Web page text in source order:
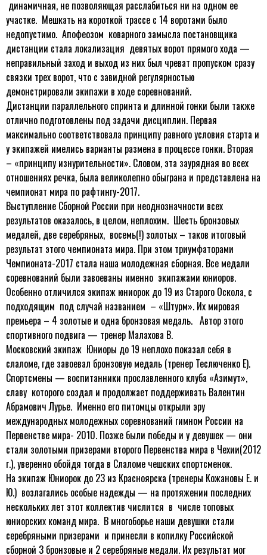
динамичная, не позволяющая расслабиться ни на одном ее
участке. Мешкать на короткой трассе с 14 воротами было
недопустимо. Апофеозом коварного замысла постановщика
дистанции стала локализация девятых ворот прямого хода —
неправильный заход и выход из них был чреват пропуском сразу
связки трех ворот, что с завидной регулярностью
демонстрировали экипажи в ходе соревнований.
Дистанции параллельного спринта и длинной гонки были также
отлично подготовлены под задачи дисциплин. Первая
максимально соответствовала принципу равного условия старта и
у экипажей имелись варианты размена в процессе гонки. Вторая
– «принципу изнурительности». Словом, эта заурядная во всех
отношениях речка, была великолепно обыграна и представлена на
чемпионат мира по рафтингу-2017.
Выступление Сборной России при неоднозначности всех
результатов оказалось, в целом, неплохим. Шесть бронзовых
медалей, две серебряных, восемь(!) золотых – таков итоговый
результат этого чемпионата мира. При этом триумфаторами
Чемпионата-2017 стала наша молодежная сборная. Все медали
соревнований были завоеваны именно экипажами юниоров.
Особенно отличился экипаж юниорок до 19 из Старого Оскола, с
подходящим под случай названием – «Штурм». Их мировая
премьера – 4 золотые и одна бронзовая медаль. Автор этого
спортивного подвига — тренер Малахова В.
Московский экипаж Юниоры до 19 неплохо показал себя в
слаломе, где завоевал бронзовую медаль (тренер Теслюченко Е).
Спортсмены — воспитанники прославленного клуба «Азимут»,
славу которого создал и продолжает поддерживать Валентин
Абрамович Лурье. Именно его питомцы открыли эру
международных молодежных соревнований гимном России на
Первенстве мира- 2010. Позже были победы и у девушек — они
стали золотыми призерами второго Первенства мира в Чехии(2012
г.), уверенно обойдя тогда в Слаломе чешских спортсменок.
На экипаж Юниорок до 23 из Красноярска (тренеры Кожановы Е. и
Ю.) возлагались особые надежды — на протяжении последних
нескольких лет этот коллектив числится в числе топовых
юниорских команд мира. В многоборье наши девушки стали
серебряными призерами и принесли в копилку Российской
сборной 3 бронзовые и 2 серебряные медали. Их результат мог